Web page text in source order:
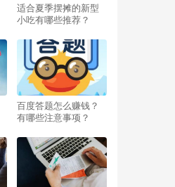
适合夏季摆摊的新型
小吃有哪些推荐？
百度答题怎么赚钱？
有哪些注意事项？